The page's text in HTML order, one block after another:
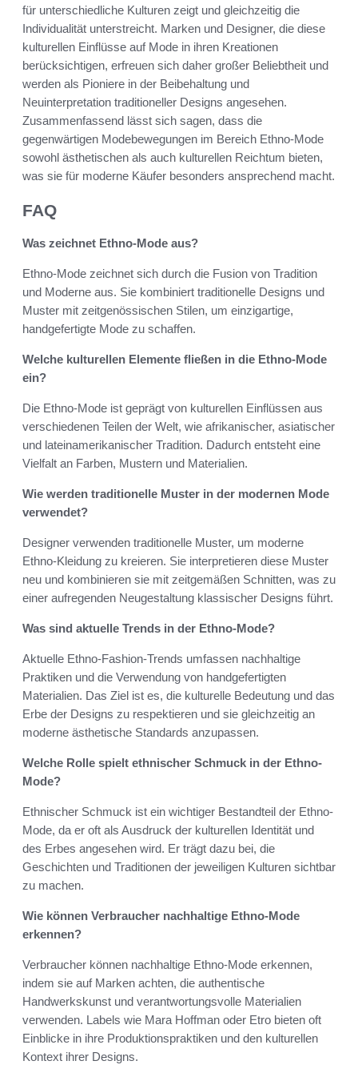
für unterschiedliche Kulturen zeigt und gleichzeitig die
Individualität unterstreicht. Marken und Designer, die diese
kulturellen Einflüsse auf Mode in ihren Kreationen
berücksichtigen, erfreuen sich daher großer Beliebtheit und
werden als Pioniere in der Beibehaltung und
Neuinterpretation traditioneller Designs angesehen.
Zusammenfassend lässt sich sagen, dass die
gegenwärtigen Modebewegungen im Bereich Ethno-Mode
sowohl ästhetischen als auch kulturellen Reichtum bieten,
was sie für moderne Käufer besonders ansprechend macht.
FAQ
Was zeichnet Ethno-Mode aus?
Ethno-Mode zeichnet sich durch die Fusion von Tradition
und Moderne aus. Sie kombiniert traditionelle Designs und
Muster mit zeitgenössischen Stilen, um einzigartige,
handgefertigte Mode zu schaffen.
Welche kulturellen Elemente fließen in die Ethno-Mode
ein?
Die Ethno-Mode ist geprägt von kulturellen Einflüssen aus
verschiedenen Teilen der Welt, wie afrikanischer, asiatischer
und lateinamerikanischer Tradition. Dadurch entsteht eine
Vielfalt an Farben, Mustern und Materialien.
Wie werden traditionelle Muster in der modernen Mode
verwendet?
Designer verwenden traditionelle Muster, um moderne
Ethno-Kleidung zu kreieren. Sie interpretieren diese Muster
neu und kombinieren sie mit zeitgemäßen Schnitten, was zu
einer aufregenden Neugestaltung klassischer Designs führt.
Was sind aktuelle Trends in der Ethno-Mode?
Aktuelle Ethno-Fashion-Trends umfassen nachhaltige
Praktiken und die Verwendung von handgefertigten
Materialien. Das Ziel ist es, die kulturelle Bedeutung und das
Erbe der Designs zu respektieren und sie gleichzeitig an
moderne ästhetische Standards anzupassen.
Welche Rolle spielt ethnischer Schmuck in der Ethno-
Mode?
Ethnischer Schmuck ist ein wichtiger Bestandteil der Ethno-
Mode, da er oft als Ausdruck der kulturellen Identität und
des Erbes angesehen wird. Er trägt dazu bei, die
Geschichten und Traditionen der jeweiligen Kulturen sichtbar
zu machen.
Wie können Verbraucher nachhaltige Ethno-Mode
erkennen?
Verbraucher können nachhaltige Ethno-Mode erkennen,
indem sie auf Marken achten, die authentische
Handwerkskunst und verantwortungsvolle Materialien
verwenden. Labels wie Mara Hoffman oder Etro bieten oft
Einblicke in ihre Produktionspraktiken und den kulturellen
Kontext ihrer Designs.